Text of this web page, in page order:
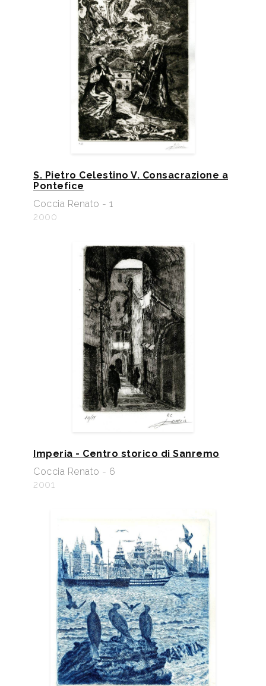
S. Pietro Celestino V. Consacrazione a
Pontefice
Coccia Renato - 1
2000
Imperia - Centro storico di Sanremo
Coccia Renato - 6
2001